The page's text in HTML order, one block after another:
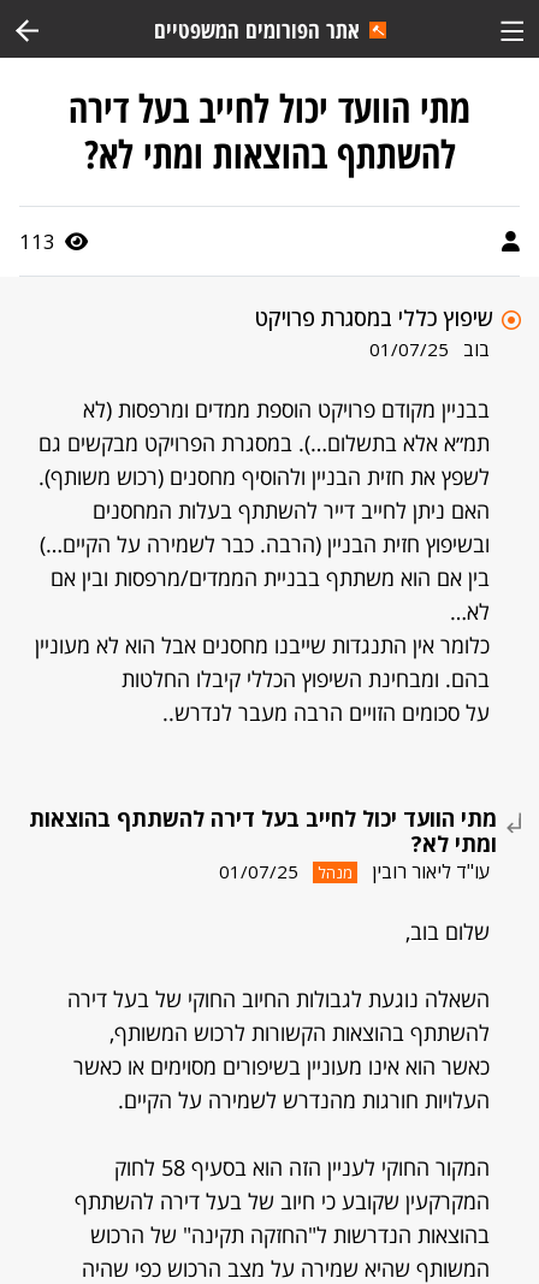
אתר הפורומים המשפטיים
מתי הוועד יכול לחייב בעל דירה
להשתתף בהוצאות ומתי לא?
113
שיפוץ כללי במסגרת פרויקט
בוב 01/07/25
בבניין מקודם פרויקט הוספת ממדים ומרפסות (לא
תמ״א אלא בתשלום…). במסגרת הפרויקט מבקשים גם
לשפץ את חזית הבניין ולהוסיף מחסנים (רכוש משותף).
האם ניתן לחייב דייר להשתתף בעלות המחסנים
ובשיפוץ חזית הבניין (הרבה. כבר לשמירה על הקיים…)
בין אם הוא משתתף בבניית הממדים/מרפסות ובין אם
לא…
כלומר אין התנגדות שייבנו מחסנים אבל הוא לא מעוניין
בהם. ומבחינת השיפוץ הכללי קיבלו החלטות
על סכומים הזויים הרבה מעבר לנדרש..
מתי הוועד יכול לחייב בעל דירה להשתתף בהוצאות
ומתי לא?
עו"ד ליאור רובין מנהל 01/07/25
שלום בוב,
השאלה נוגעת לגבולות החיוב החוקי של בעל דירה
להשתתף בהוצאות הקשורות לרכוש המשותף,
כאשר הוא אינו מעוניין בשיפורים מסוימים או כאשר
העלויות חורגות מהנדרש לשמירה על הקיים.
המקור החוקי לעניין הזה הוא בסעיף 58 לחוק
המקרקעין שקובע כי חיוב של בעל דירה להשתתף
בהוצאות הנדרשות ל"החזקה תקינה" של הרכוש
המשותף שהיא שמירה על מצב הרכוש כפי שהיה